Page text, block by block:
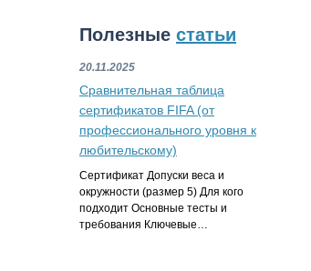
Полезные статьи
20.11.2025
Сравнительная таблица
сертификатов FIFA (от
профессионального уровня к
любительскому)
Сертификат Допуски веса и
окружности (размер 5) Для кого
подходит Основные тесты и
требования Ключевые…